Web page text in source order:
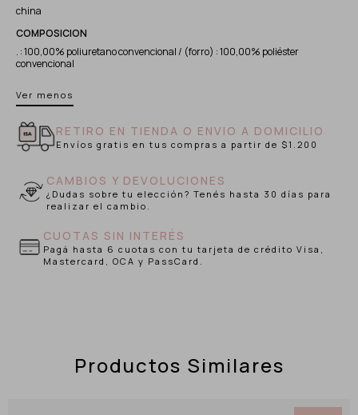
china
COMPOSICION
. : 100,00% poliuretano convencional / (forro) : 100,00% poliéster
convencional
Ver menos
RETIRO EN TIENDA O ENVIO A DOMICILIO
Envíos gratis en tus compras a partir de $1.200
CAMBIOS Y DEVOLUCIONES
¿Dudas sobre tu elección? Tenés hasta 30 días para
realizar el cambio.
CUOTAS SIN INTERÉS
Pagá hasta 6 cuotas con tu tarjeta de crédito Visa,
Mastercard, OCA y PassCard.
Productos Similares